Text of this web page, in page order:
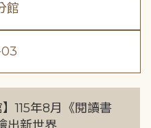
館
】115年8月《閱讀書